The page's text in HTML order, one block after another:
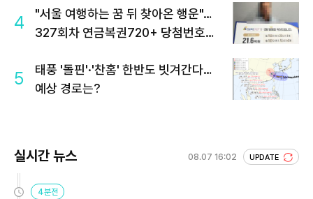
4
"서울 여행하는 꿈 뒤 찾아온 행운"…
327회차 연금복권720+ 당첨번호조
5
태풍 '돌핀'·'찬홈' 한반도 빗겨간다…
예상 경로는?
실시간 뉴스 08.07 16:02 UPDATE
4분전